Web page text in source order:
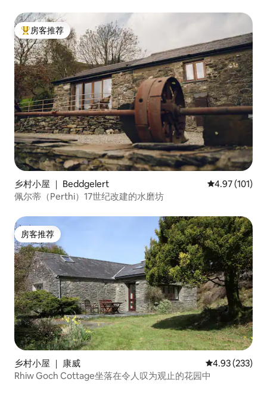
热门「房客推荐」
房客推荐
乡村小屋 ｜ Beddgelert 平均评分 4.97
4.97 (101)
佩尔蒂（Perthi）17世纪改建的水磨坊
房客推荐
房客推荐
乡村小屋 ｜ 康威 平均评分 4.93
4.93 (233)
Rhiw Goch Cottage坐落在令人叹为观止的花园中